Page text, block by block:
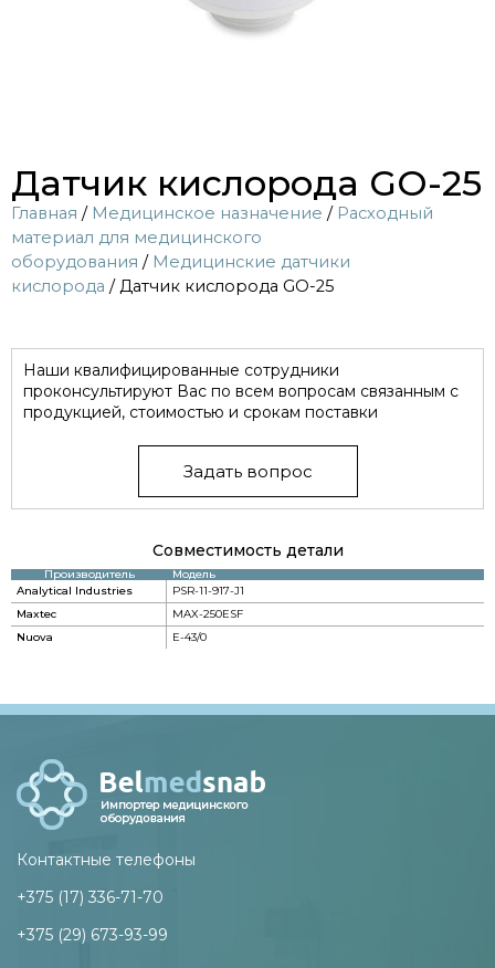
Датчик кислорода GO-25
Главная / Медицинское назначение / Расходный
материал для медицинского
оборудования / Медицинские датчики
кислорода / Датчик кислорода GO-25
Наши квалифицированные сотрудники
проконсультируют Вас по всем вопросам связанным с
продукцией, стоимостью и срокам поставки
Задать вопрос
Совместимость детали
Производитель
Модель
Analytical Industries
PSR-11-917-J1
Maxtec
MAX-250ESF
Nuova
E-43/0
Контактные телефоны
+375 (17) 336-71-70
+375 (29) 673-93-99